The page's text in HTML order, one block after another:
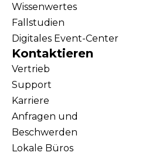
Wissenwertes
Fallstudien
Digitales Event-Center
Kontaktieren
Vertrieb
Support
Karriere
Anfragen und
Beschwerden
Lokale Büros